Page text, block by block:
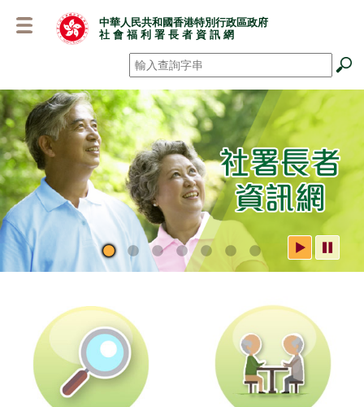
容
中華人民共和國香港特別行政區政府
社 會 福 利 署 長 者 資 訊 網
搜尋 *
社署長者資訊網